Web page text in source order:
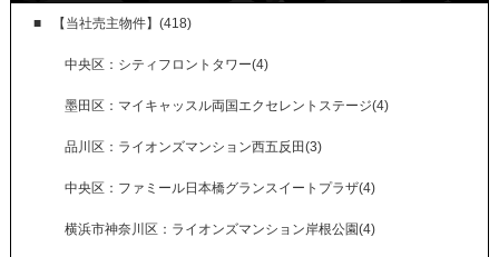
【当社売主物件】(418)
中央区：シティフロントタワー(4)
墨田区：マイキャッスル両国エクセレントステージ(4)
品川区：ライオンズマンション西五反田(3)
中央区：ファミール日本橋グランスイートプラザ(4)
横浜市神奈川区：ライオンズマンション岸根公園(4)